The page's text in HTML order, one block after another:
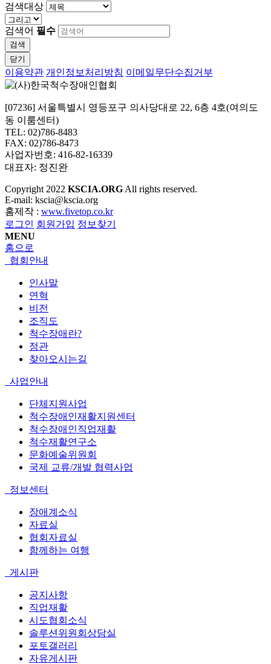
검색대상
검색어 필수
검색
닫기
이용약관 개인정보처리방침 이메일무단수집거부
[07236] 서울특별시 영등포구 의사당대로 22, 6층 4호(여의도
동 이룸센터)
TEL: 02)786-8483
FAX: 02)786-8473
사업자번호: 416-82-16339
대표자: 정진완
Copyright 2022 KSCIA.ORG All rights reserved.
E-mail: kscia@kscia.org
홈제작 : www.fivetop.co.kr
로그인 회원가입 정보찾기
MENU
홈으로
협회안내
인사말
연혁
비전
조직도
척수장애란?
정관
찾아오시는길
사업안내
단체지원사업
척수장애인재활지원센터
척수장애인직업재활
척수재활연구소
문화예술위원회
국제 교류/개발 협력사업
정보센터
장애계소식
자료실
협회자료실
함께하는 여행
게시판
공지사항
직업재활
시도협회소식
솔루션위원회상담실
포토갤러리
자유게시판